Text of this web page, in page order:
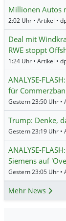
Millionen Autos
2:02 Uhr • Artikel •
Deal mit
RWE stoppt
1:24 Uhr • Artikel •
ANALYSE-
für
Gestern 23:50 Uhr •
Trump: Denke,
Gestern 23:19 Uhr •
ANALYSE-
Siemens auf
Gestern 23:05 Uhr •
Mehr News